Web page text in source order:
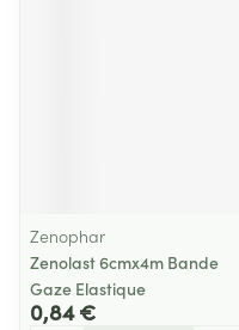
Zenophar
Zenolast 6cmx4m Bande
Gaze Elastique
0,84 €